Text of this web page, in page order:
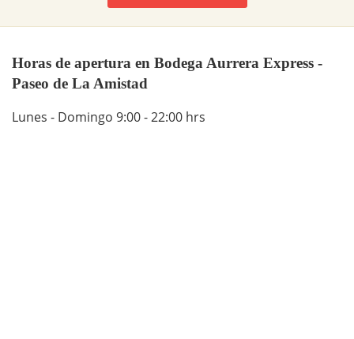
Horas de apertura en Bodega Aurrera Express -
Paseo de La Amistad
Lunes - Domingo 9:00 - 22:00 hrs